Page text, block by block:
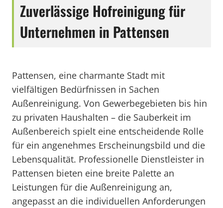
Zuverlässige Hofreinigung für
Unternehmen in Pattensen
Pattensen, eine charmante Stadt mit
vielfältigen Bedürfnissen in Sachen
Außenreinigung. Von Gewerbegebieten bis hin
zu privaten Haushalten – die Sauberkeit im
Außenbereich spielt eine entscheidende Rolle
für ein angenehmes Erscheinungsbild und die
Lebensqualität. Professionelle Dienstleister in
Pattensen bieten eine breite Palette an
Leistungen für die Außenreinigung an,
angepasst an die individuellen Anforderungen